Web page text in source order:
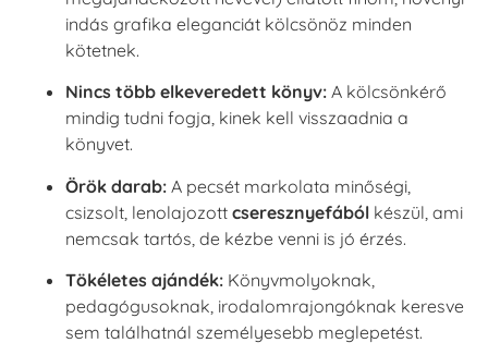
indás grafika eleganciát kölcsönöz minden
kötetnek.
Nincs több elkeveredett könyv: A kölcsönkérő
mindig tudni fogja, kinek kell visszaadnia a
könyvet.
Örök darab: A pecsét markolata minőségi,
csizsolt, lenolajozott cseresznyefából készül, ami
nemcsak tartós, de kézbe venni is jó érzés.
Tökéletes ajándék: Könyvmolyoknak,
pedagógusoknak, irodalomrajongóknak keresve
sem találhatnál személyesebb meglepetést.